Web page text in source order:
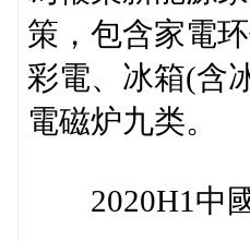
策，包含家電
彩電、冰箱(含
電磁炉九类。
2020H1中國